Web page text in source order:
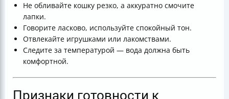
Не обливайте кошку резко, а аккуратно смочите
лапки.
Говорите ласково, используйте спокойный тон.
Отвлекайте игрушками или лакомствами.
Следите за температурой — вода должна быть
комфортной.
Признаки готовности к